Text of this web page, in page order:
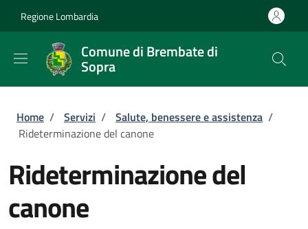
Regione Lombardia
Comune di Brembate di
Sopra
Briciole di pane
Home / Servizi / Salute, benessere e assistenza /
Rideterminazione del canone
Rideterminazione del
canone